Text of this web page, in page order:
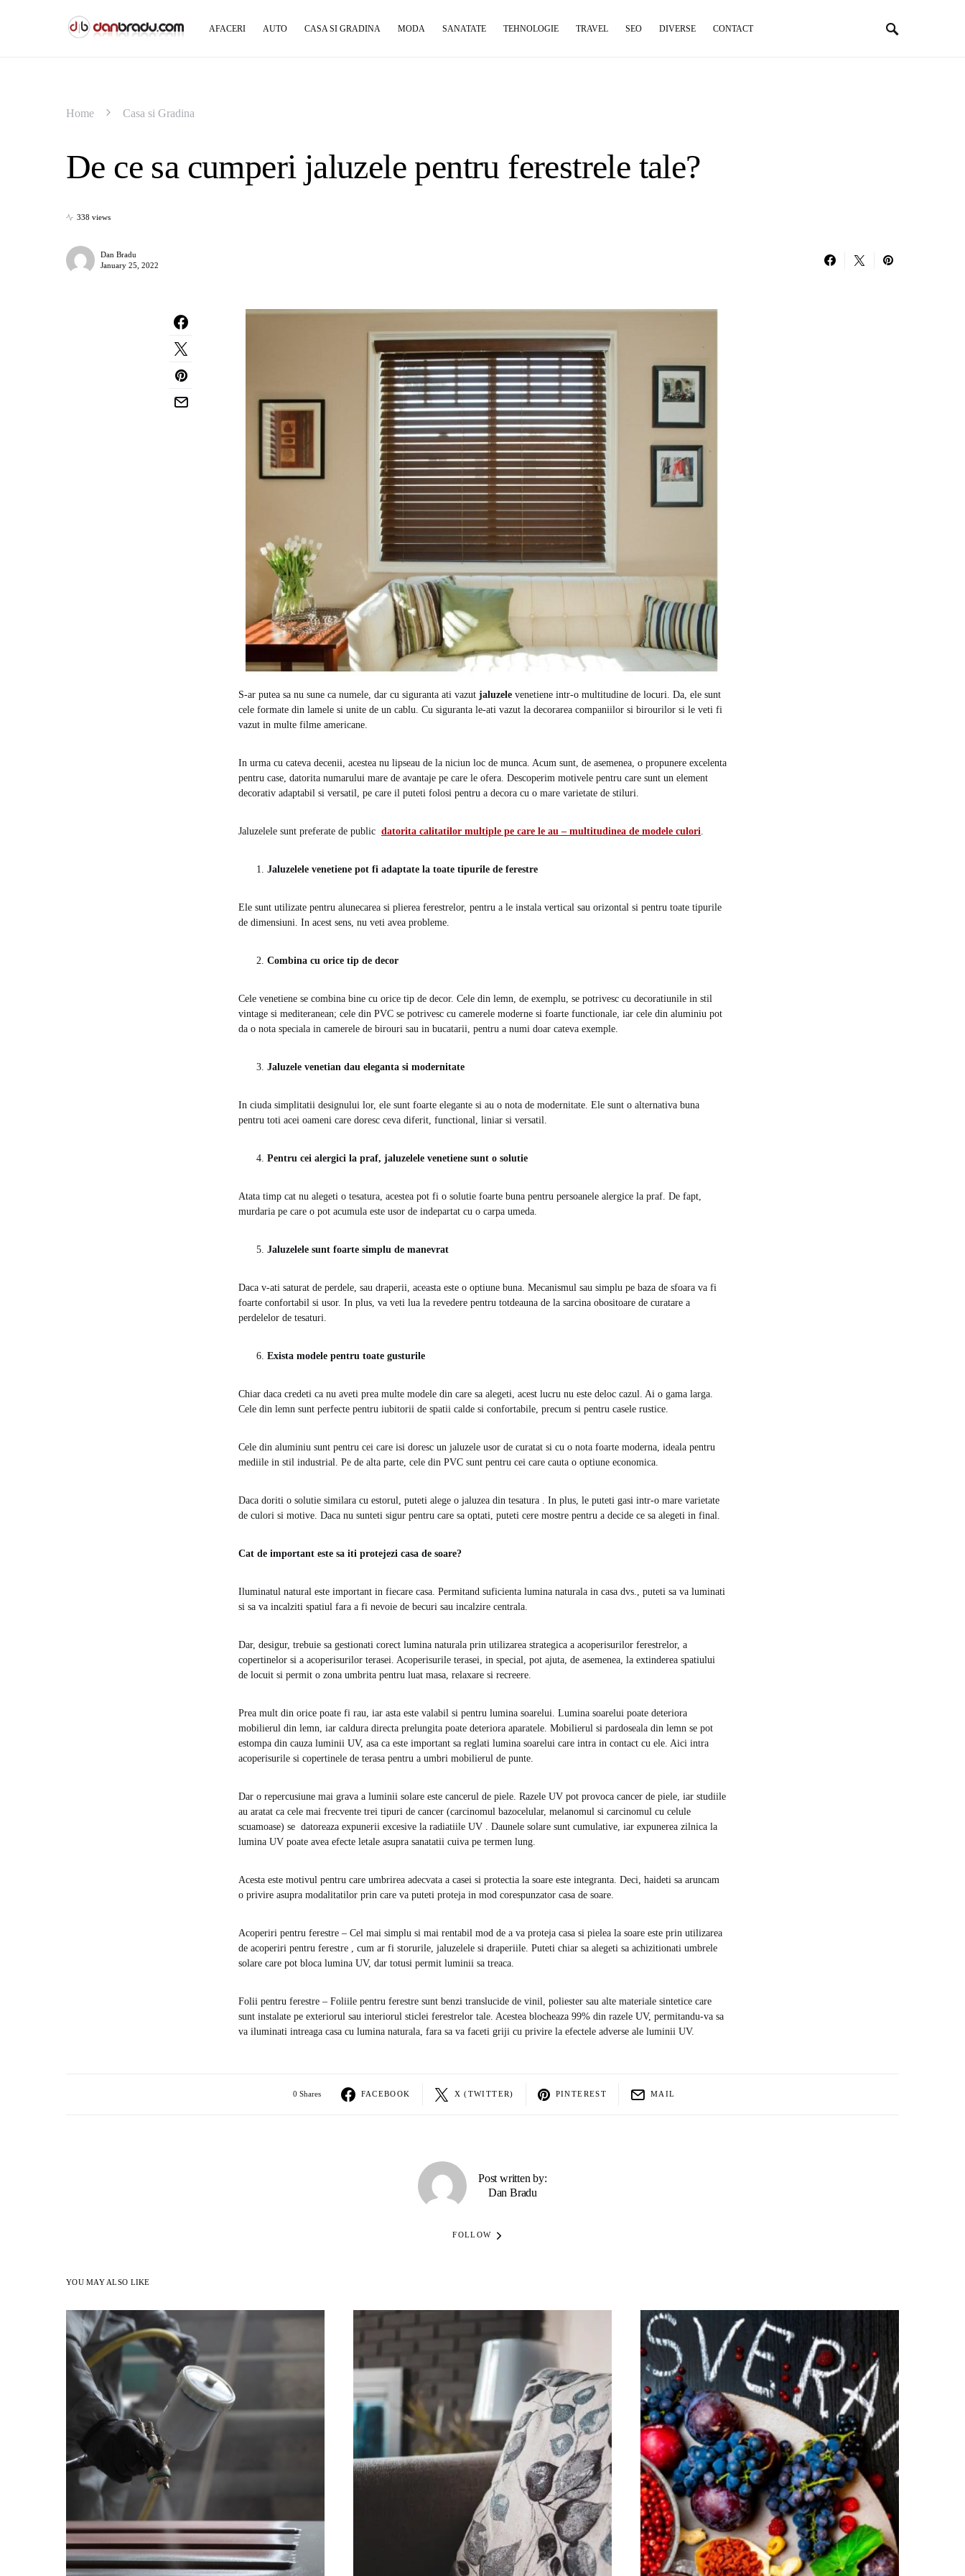
AFACERI AUTO CASA SI GRADINA MODA SANATATE TEHNOLOGIE TRAVEL SEO DIVERSE CONTACT
Home Casa si Gradina
De ce sa cumperi jaluzele pentru ferestrele tale?
338 views
Dan Bradu
January 25, 2022
S-ar putea sa nu sune ca numele, dar cu siguranta ati vazut jaluzele venetiene intr-o multitudine de locuri. Da, ele sunt
cele formate din lamele si unite de un cablu. Cu siguranta le-ati vazut la decorarea companiilor si birourilor si le veti fi
vazut in multe filme americane.
In urma cu cateva decenii, acestea nu lipseau de la niciun loc de munca. Acum sunt, de asemenea, o propunere excelenta
pentru case, datorita numarului mare de avantaje pe care le ofera. Descoperim motivele pentru care sunt un element
decorativ adaptabil si versatil, pe care il puteti folosi pentru a decora cu o mare varietate de stiluri.
Jaluzelele sunt preferate de public datorita calitatilor multiple pe care le au – multitudinea de modele culori
Jaluzelele venetiene pot fi adaptate la toate tipurile de ferestre
Ele sunt utilizate pentru alunecarea si plierea ferestrelor, pentru a le instala vertical sau orizontal si pentru toate tipurile
de dimensiuni. In acest sens, nu veti avea probleme.
Combina cu orice tip de decor
Cele venetiene se combina bine cu orice tip de decor. Cele din lemn, de exemplu, se potrivesc cu decoratiunile in stil
vintage si mediteranean; cele din PVC se potrivesc cu camerele moderne si foarte functionale, iar cele din aluminiu pot
da o nota speciala in camerele de birouri sau in bucatarii, pentru a numi doar cateva exemple.
Jaluzele venetian dau eleganta si modernitate
In ciuda simplitatii designului lor, ele sunt foarte elegante si au o nota de modernitate. Ele sunt o alternativa buna
pentru toti acei oameni care doresc ceva diferit, functional, liniar si versatil.
Pentru cei alergici la praf, jaluzelele venetiene sunt o solutie
Atata timp cat nu alegeti o tesatura, acestea pot fi o solutie foarte buna pentru persoanele alergice la praf. De fapt,
murdaria pe care o pot acumula este usor de indepartat cu o carpa umeda.
Jaluzelele sunt foarte simplu de manevrat
Daca v-ati saturat de perdele, sau draperii, aceasta este o optiune buna. Mecanismul sau simplu pe baza de sfoara va fi
foarte confortabil si usor. In plus, va veti lua la revedere pentru totdeauna de la sarcina obositoare de curatare a
perdelelor de tesaturi.
Exista modele pentru toate gusturile
Chiar daca credeti ca nu aveti prea multe modele din care sa alegeti, acest lucru nu este deloc cazul. Ai o gama larga.
Cele din lemn sunt perfecte pentru iubitorii de spatii calde si confortabile, precum si pentru casele rustice.
Cele din aluminiu sunt pentru cei care isi doresc un jaluzele usor de curatat si cu o nota foarte moderna, ideala pentru
mediile in stil industrial. Pe de alta parte, cele din PVC sunt pentru cei care cauta o optiune economica.
Daca doriti o solutie similara cu estorul, puteti alege o jaluzea din tesatura . In plus, le puteti gasi intr-o mare varietate
de culori si motive. Daca nu sunteti sigur pentru care sa optati, puteti cere mostre pentru a decide ce sa alegeti in final.
Cat de important este sa iti protejezi casa de soare?
Iluminatul natural este important in fiecare casa. Permitand suficienta lumina naturala in casa dvs., puteti sa va luminati
si sa va incalziti spatiul fara a fi nevoie de becuri sau incalzire centrala.
Dar, desigur, trebuie sa gestionati corect lumina naturala prin utilizarea strategica a acoperisurilor ferestrelor, a
copertinelor si a acoperisurilor terasei. Acoperisurile terasei, in special, pot ajuta, de asemenea, la extinderea spatiului
de locuit si permit o zona umbrita pentru luat masa, relaxare si recreere.
Prea mult din orice poate fi rau, iar asta este valabil si pentru lumina soarelui. Lumina soarelui poate deteriora
mobilierul din lemn, iar caldura directa prelungita poate deteriora aparatele. Mobilierul si pardoseala din lemn se pot
estompa din cauza luminii UV, asa ca este important sa reglati lumina soarelui care intra in contact cu ele. Aici intra
acoperisurile si copertinele de terasa pentru a umbri mobilierul de punte.
Dar o repercusiune mai grava a luminii solare este cancerul de piele. Razele UV pot provoca cancer de piele, iar studiile
au aratat ca cele mai frecvente trei tipuri de cancer (carcinomul bazocelular, melanomul si carcinomul cu celule
scuamoase) se datoreaza expunerii excesive la radiatiile UV . Daunele solare sunt cumulative, iar expunerea zilnica la
lumina UV poate avea efecte letale asupra sanatatii cuiva pe termen lung.
Acesta este motivul pentru care umbrirea adecvata a casei si protectia la soare este integranta. Deci, haideti sa aruncam
o privire asupra modalitatilor prin care va puteti proteja in mod corespunzator casa de soare.
Acoperiri pentru ferestre – Cel mai simplu si mai rentabil mod de a va proteja casa si pielea la soare este prin utilizarea
de acoperiri pentru ferestre , cum ar fi storurile, jaluzelele si draperiile. Puteti chiar sa alegeti sa achizitionati umbrele
solare care pot bloca lumina UV, dar totusi permit luminii sa treaca.
Folii pentru ferestre – Foliile pentru ferestre sunt benzi translucide de vinil, poliester sau alte materiale sintetice care
sunt instalate pe exteriorul sau interiorul sticlei ferestrelor tale. Acestea blocheaza 99% din razele UV, permitandu-va sa
va iluminati intreaga casa cu lumina naturala, fara sa va faceti griji cu privire la efectele adverse ale luminii UV.
0 Shares FACEBOOK X (TWITTER) PINTEREST MAIL
Post written by:
Dan Bradu
FOLLOW
YOU MAY ALSO LIKE